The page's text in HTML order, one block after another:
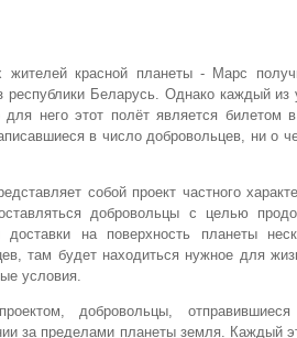
жителей красной планеты - Марс
Беларусь. Однако каждый из
для него этот полёт является билетом
в число добровольцев, ни о
собой проект частного
добровольцы с целью
на поверхность планеты
там будет находиться нужное для
условия.
добровольцы,
за пределами планеты земля. Каждый